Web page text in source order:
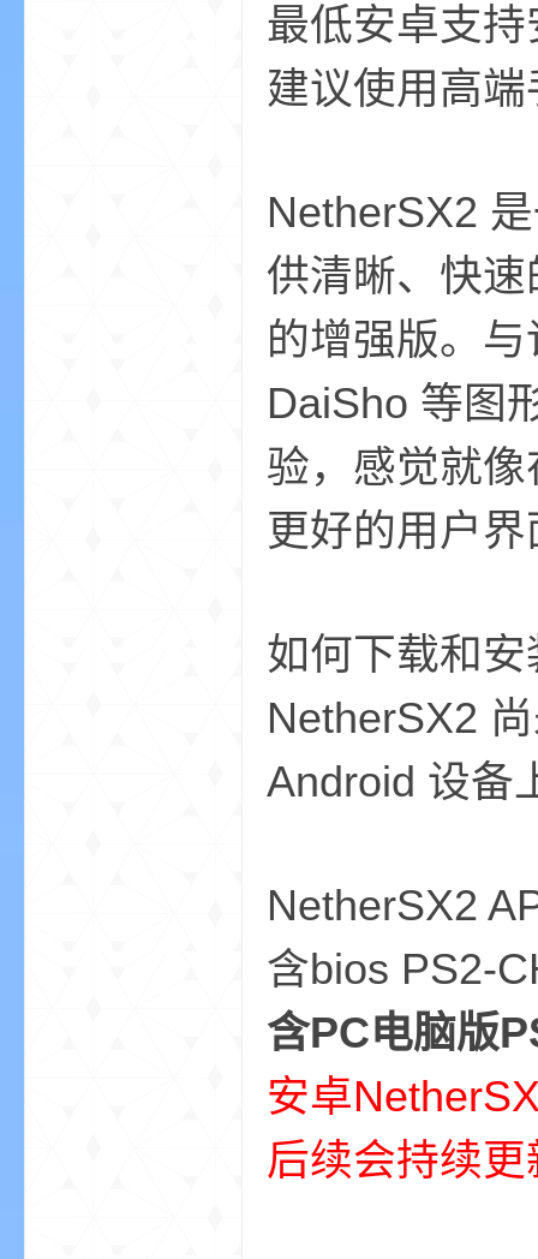
最低安卓支
建议使用高
NetherSX2
供清晰、快
的增强版。
DaiSho 等图
验，感觉就
更好的用户
如何下载和
NetherSX2
Android 设备
NetherSX2
含bios PS2-
含PC电脑版
安卓
后续会持续